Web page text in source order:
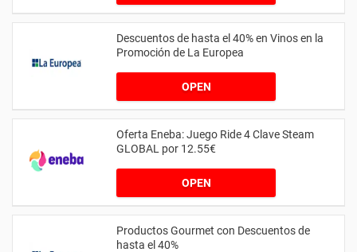
Descuentos de hasta el 40% en Vinos en la
Promoción de La Europea
OPEN
Oferta Eneba: Juego Ride 4 Clave Steam
GLOBAL por 12.55€
OPEN
Productos Gourmet con Descuentos de
hasta el 40%